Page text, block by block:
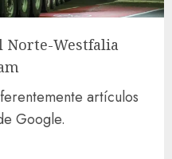
Norte-Westfalia
artículos
Google.